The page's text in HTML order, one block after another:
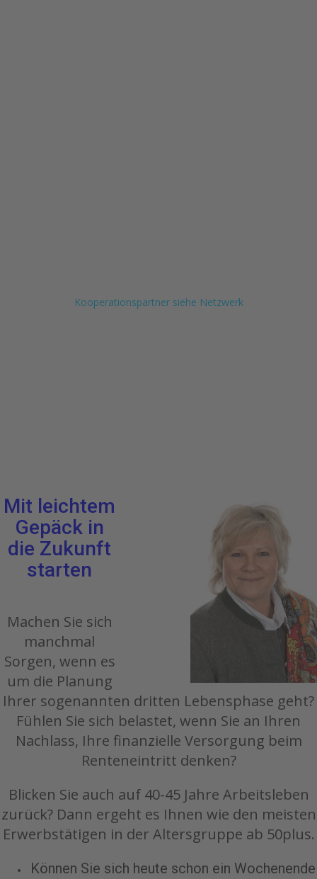
Kooperationspartner siehe Netzwerk)
Mit leichtem
Gepäck in
die Zukunft
starten
Machen Sie sich
manchmal
Sorgen, wenn es
um die Planung
Ihrer sogenannten dritten Lebensphase geht?
Fühlen Sie sich belastet, wenn Sie an Ihren
Nachlass, Ihre finanzielle Versorgung beim
Renteneintritt denken?
Blicken Sie auch auf 40-45 Jahre Arbeitsleben
zurück? Dann ergeht es Ihnen wie den meisten
Erwerbstätigen in der Altersgruppe ab 50plus.
Können Sie sich heute schon ein Wochenende